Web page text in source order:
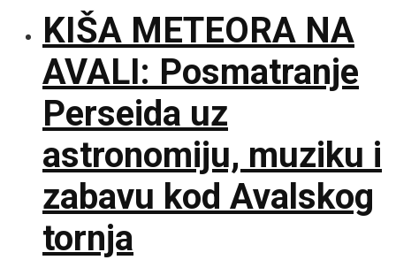
KIŠA METEORA NA
AVALI: Posmatranje
Perseida uz
astronomiju, muziku i
zabavu kod Avalskog
tornja